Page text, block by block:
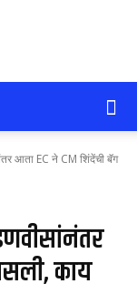
आता EC ने CM शिंदेंची बॅग
काय